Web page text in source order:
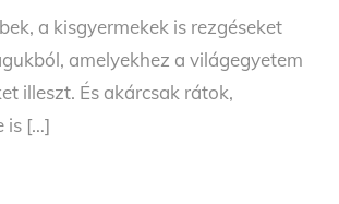
a kisgyermekek is rezgéseket
amelyekhez a világegyetem
illeszt. És akárcsak rátok,
is […]